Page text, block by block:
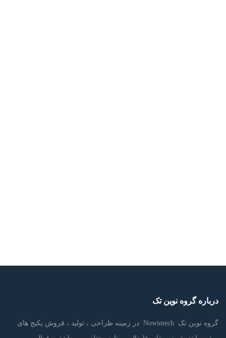
درباره گروه نوین تک
گروه نوین تک Nowintech در زمینه طراحی ، تولید ، فروش پکیج های